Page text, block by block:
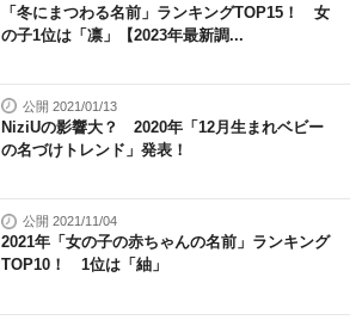
「冬にまつわる名前」ランキングTOP15！ 女
の子1位は「凛」【2023年最新調...
公開 2021/01/13
NiziUの影響大？ 2020年「12月生まれベビー
の名づけトレンド」発表！
公開 2021/11/04
2021年「女の子の赤ちゃんの名前」ランキング
TOP10！ 1位は「紬」